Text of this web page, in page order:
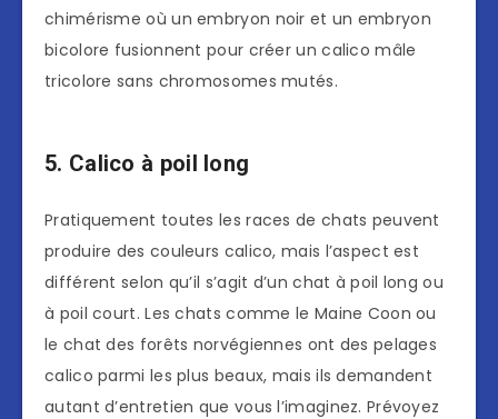
chimérisme où un embryon noir et un embryon
bicolore fusionnent pour créer un calico mâle
tricolore sans chromosomes mutés.
5. Calico à poil long
Pratiquement toutes les races de chats peuvent
produire des couleurs calico, mais l’aspect est
différent selon qu’il s’agit d’un chat à poil long ou
à poil court. Les chats comme le Maine Coon ou
le chat des forêts norvégiennes ont des pelages
calico parmi les plus beaux, mais ils demandent
autant d’entretien que vous l’imaginez. Prévoyez